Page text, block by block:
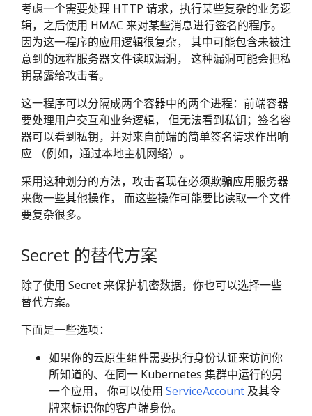
考虑一个需要处理 HTTP 请求，执行某些复杂的业务逻
辑，之后使用 HMAC 来对某些消息进行签名的程序。
因为这一程序的应用逻辑很复杂， 其中可能包含未被注
意到的远程服务器文件读取漏洞， 这种漏洞可能会把私
钥暴露给攻击者。
这一程序可以分隔成两个容器中的两个进程：前端容器
要处理用户交互和业务逻辑， 但无法看到私钥；签名容
器可以看到私钥，并对来自前端的简单签名请求作出响
应 （例如，通过本地主机网络）。
采用这种划分的方法，攻击者现在必须欺骗应用服务器
来做一些其他操作， 而这些操作可能要比读取一个文件
要复杂很多。
Secret 的替代方案
除了使用 Secret 来保护机密数据，你也可以选择一些
替代方案。
下面是一些选项：
如果你的云原生组件需要执行身份认证来访问你
所知道的、在同一 Kubernetes 集群中运行的另
一个应用， 你可以使用 ServiceAccount 及其令
牌来标识你的客户端身份。